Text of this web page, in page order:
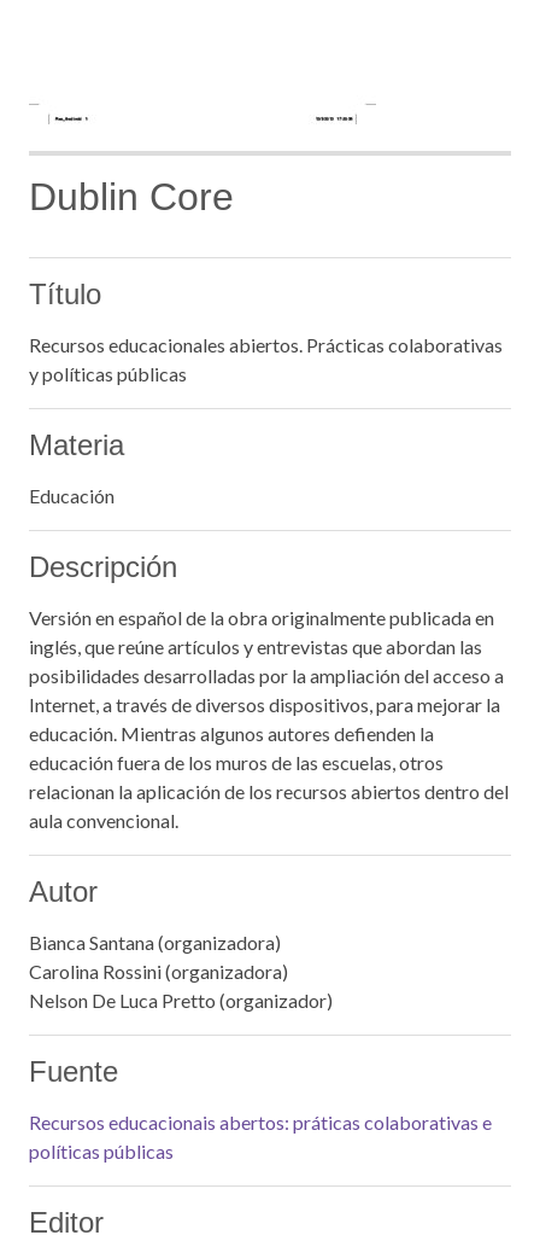
Dublin Core
Título
Recursos educacionales abiertos. Prácticas colaborativas
y políticas públicas
Materia
Educación
Descripción
Versión en español de la obra originalmente publicada en
inglés, que reúne artículos y entrevistas que abordan las
posibilidades desarrolladas por la ampliación del acceso a
Internet, a través de diversos dispositivos, para mejorar la
educación. Mientras algunos autores defienden la
educación fuera de los muros de las escuelas, otros
relacionan la aplicación de los recursos abiertos dentro del
aula convencional.
Autor
Bianca Santana (organizadora)
Carolina Rossini (organizadora)
Nelson De Luca Pretto (organizador)
Fuente
Recursos educacionais abertos: práticas colaborativas e
políticas públicas
Editor